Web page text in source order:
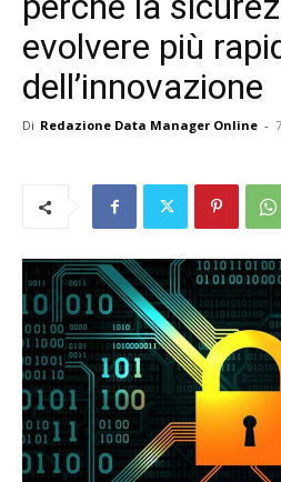
evolvere più
dell’innovazione
Di Redazione Data Manager Online -